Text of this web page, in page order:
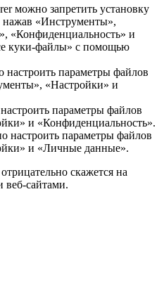
можно запретить установку
«Инструменты»,
«Конфиденциальность» и
куки-файлы» с помощью
настроить параметры файлов
«Настройки» и
параметры файлов
и «Конфиденциальность».
настроить параметры файлов
и «Личные данные».
скажется на
веб-сайтами.